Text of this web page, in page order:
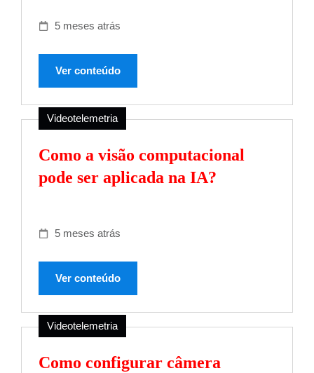
5 meses atrás
Ver conteúdo
Videotelemetria
Como a visão computacional
pode ser aplicada na IA?
5 meses atrás
Ver conteúdo
Videotelemetria
Como configurar câmera